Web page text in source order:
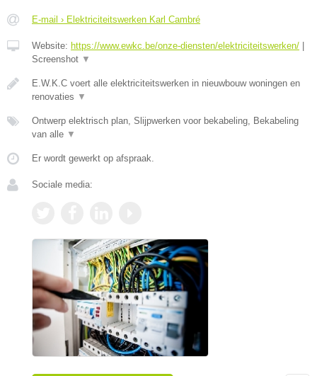
E-mail › Elektriciteitswerken Karl Cambré
Website: https://www.ewkc.be/onze-diensten/elektriciteitswerken/
Screenshot ▼
E.W.K.C voert alle elektriciteitswerken in nieuwbouw woningen en
renovaties ▼
Ontwerp elektrisch plan, Slijpwerken voor bekabeling, Bekabeling
van alle ▼
Er wordt gewerkt op afspraak.
Sociale media: